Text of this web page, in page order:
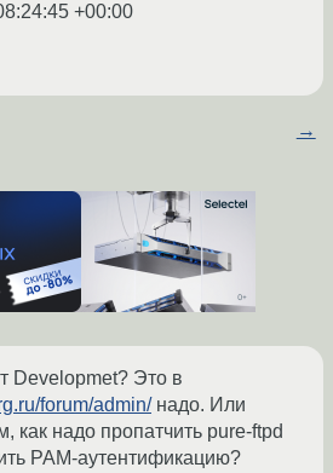
+00:00
→
Developmet? Это в
forum/admin/надо. Или
как надо пропатчить pure-ftpd
PAM-аутентификацию?